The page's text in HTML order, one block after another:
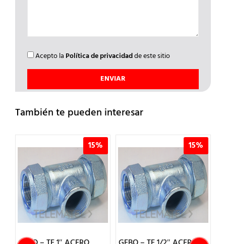
Acepto la Política de privacidadde este sitio
También te pueden interesar
15% 15%